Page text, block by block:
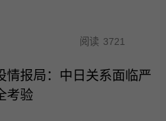
阅读 3721
情报局：中日关系面临严
考验